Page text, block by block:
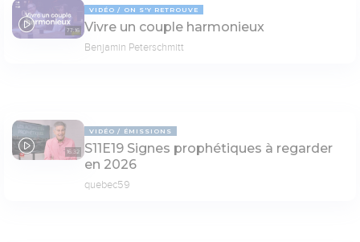
77:16
VIDÉO ON S'Y RETROUVE
Vivre un couple harmonieux
Benjamin Peterschmitt
16:32
VIDÉO ÉMISSIONS
S11E19 Signes prophétiques à regarder
en 2026
quebec59